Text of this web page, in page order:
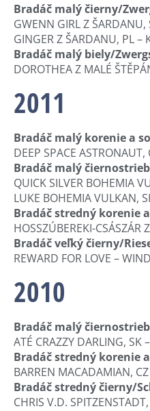
Bradáč malý čierny/
GWENN GIRL Z
GINGER Z ŠARDANU, PL
Bradáč malý biely/
DOROTHEA Z MALÉ
2011
Bradáč malý korenie a
DEEP SPACE
Bradáč malý
QUICK SILVER BOHEMIA
LUKE BOHEMIA VULKAN,
Bradáč stredný korenie
HOSSZÚBEREKI-
Bradáč veľký čierny/
REWARD FOR LOVE –
2010
Bradáč malý
ATÉ CRAZZY DARLING,
Bradáč stredný korenie
BARREN MACADAMIAN,
Bradáč stredný čierny/
CHRIS V.D.